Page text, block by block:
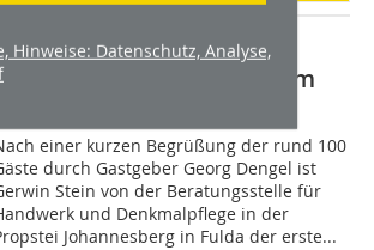
Hinweise: Datenschutz, Analyse,
Informationstag im
einer kurzen Begrüßung der rund 100
durch Gastgeber Georg Dengel ist
Stein von der Beratungsstelle für
und Denkmalpflege in der
Johannesberg in Fulda der erste...